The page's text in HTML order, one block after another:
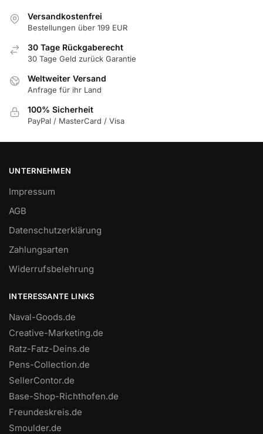
der
Produktseite
gewählt
werden
Versandkostenfrei
Bestellungen über 199 EUR
30 Tage Rückgaberecht
30 Tage Geld zurück Garantie
Weltweiter Versand
Anfrage für ihr Land
100% Sicherheit
PayPal / MasterCard / Visa
UNTERNEHMEN
Impressum
AGB
Datenschutzerklärung
Zahlungsarten
Widerrufsbelehrung
INTERESSANTE LINKS
Naval-Goods.de
Creative-Marketing.de
Ratz-Fatz-Deins.de
Pens-Collection.de
SellerContor.de
Base-Shop-Richthofen.de
Freundeskreis.de
Smoulder.de